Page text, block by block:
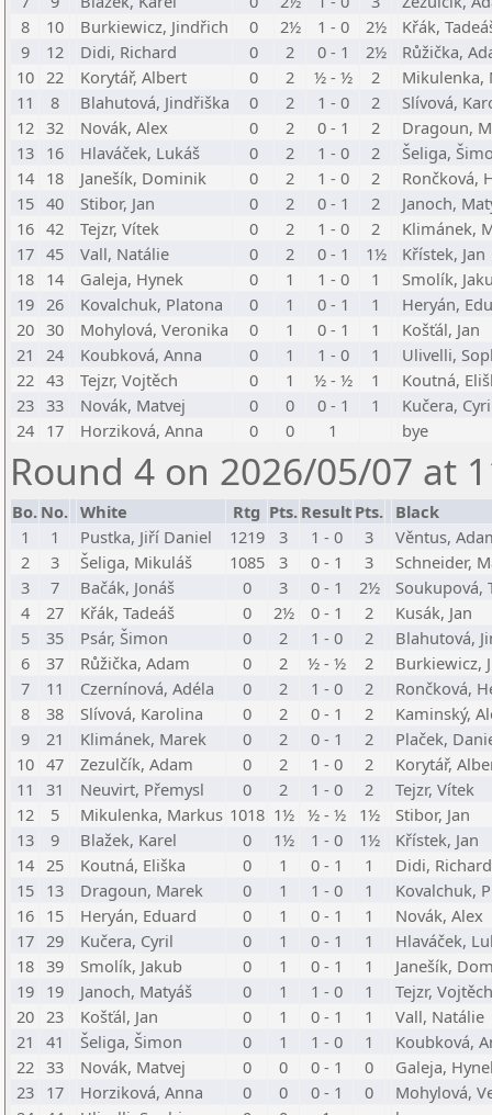
8
10 Burkiewicz, Jindřich 0 2½ 1 - 0 2½
Křák,
9
12 Didi, Richard 0 2 0 - 1 2½
Růžička,
10 22 Korytář, Albert 0 2 ½ - ½ 2
Mikulenka,
11
8 Blahutová, Jindřiška 0 2 1 - 0 2
Slívová,
12 32 Novák, Alex 0 2 0 - 1 2
Dragoun,
13 16 Hlaváček, Lukáš 0 2 1 - 0 2
Šeliga,
14 18 Janešík, Dominik 0 2 1 - 0 2
Rončková,
15 40 Stibor, Jan 0 2 0 - 1 2
Janoch,
16 42 Tejzr, Vítek 0 2 1 - 0 2
Klimánek,
17 45 Vall, Natálie 0 2 0 - 1 1½
Křístek, Jan
18 14 Galeja, Hynek 0 1 1 - 0 1
Smolík,
19 26 Kovalchuk, Platona 0 1 0 - 1 1
Heryán,
20 30 Mohylová, Veronika 0 1 0 - 1 1
Košťál, Jan
21
24 Koubková, Anna 0 1 1 - 0 1
Ulivelli,
22 43 Tejzr, Vojtěch 0 1 ½ - ½ 1
Koutná,
23 33 Novák, Matvej 0 0 0 - 1 1
Kučera,
24 17 Horziková, Anna 0 0 1 bye
Round 4 on 2026/05/07 at
Bo. No. White Rtg Pts. Result Pts. Black
1
1 Pustka, Jiří Daniel 1219 3 1 - 0 3
Věntus,
2
3 Šeliga, Mikuláš 1085 3 0 - 1 3
Schneider,
3
7 Bačák, Jonáš 0 3 0 - 1 2½
Soukupová,
4
27 Křák, Tadeáš 0 2½ 0 - 1 2
Kusák, Jan
5
35 Psár, Šimon 0 2 1 - 0 2
Blahutová,
6
37 Růžička, Adam 0 2 ½ - ½ 2
Burkiewicz,
7
11 Czernínová, Adéla 0 2 1 - 0 2
Rončková,
8
38 Slívová, Karolina 0 2 0 - 1 2
Kaminský,
9
21 Klimánek, Marek 0 2 0 - 1 2
Plaček,
10 47 Zezulčík, Adam 0 2 1 - 0 2
Korytář,
11
31 Neuvirt, Přemysl 0 2 1 - 0 2
Tejzr, Vítek
12
5 Mikulenka, Markus 1018 1½ ½ - ½ 1½
Stibor, Jan
13
9 Blažek, Karel 0 1½ 1 - 0 1½
Křístek, Jan
14 25 Koutná, Eliška 0 1 0 - 1 1
Didi, Richard
15 13 Dragoun, Marek 0 1 1 - 0 1
Kovalchuk,
16 15 Heryán, Eduard 0 1 0 - 1 1
Novák, Alex
17 29 Kučera, Cyril 0 1 0 - 1 1
Hlaváček,
18 39 Smolík, Jakub 0 1 0 - 1 1
Janešík,
19 19 Janoch, Matyáš 0 1 1 - 0 1
Tejzr, Vojtěch
20 23 Košťál, Jan 0 1 0 - 1 1
Vall, Natálie
21
41 Šeliga, Šimon 0 1 1 - 0 1
Koubková,
22 33 Novák, Matvej 0 0 0 - 1 0
Galeja,
23 17 Horziková, Anna 0 0 0 - 1 0
Mohylová,